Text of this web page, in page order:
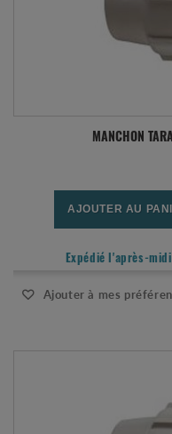
MANCHON
AJOUTER AU
Expédié l'après-
Ajouter à mes